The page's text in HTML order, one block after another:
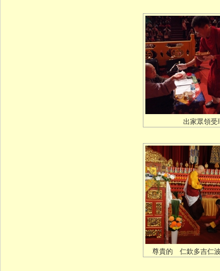
出家眾領受
尊貴的 仁欽多吉仁